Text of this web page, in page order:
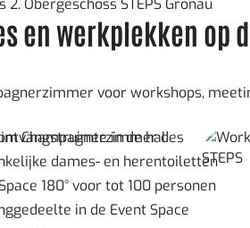
en werkplekken op
voor workshops,
in de hal
dames- en herentoiletten
180° voor tot 100 personen
in de Event Space